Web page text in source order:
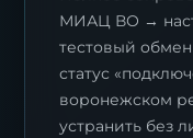
МИАЦ ВО →
тестовый
статус
воронежском
устранить без